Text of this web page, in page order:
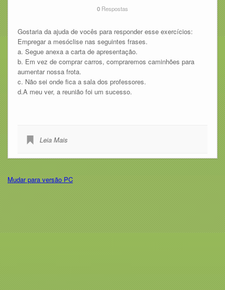
0 Respostas
Gostaria da ajuda de vocês para responder esse exercícios:
Empregar a mesóclise nas seguintes frases.
a. Segue anexa a carta de apresentação.
b. Em vez de comprar carros, compraremos caminhões para
aumentar nossa frota.
c. Não sei onde fica a sala dos professores.
d.A meu ver, a reunião foi um sucesso.
Leia Mais
Mudar para versão PC